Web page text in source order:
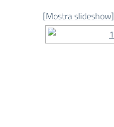
[Mostra slideshow]